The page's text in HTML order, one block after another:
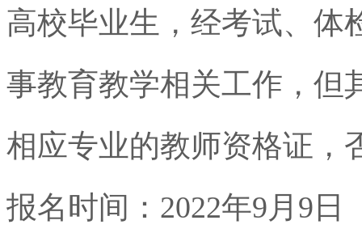
高校毕业生，经考试、体
事教育教学相关工作，但
相应专业的教师资格证，
报名时间： 2022年9月 9 日